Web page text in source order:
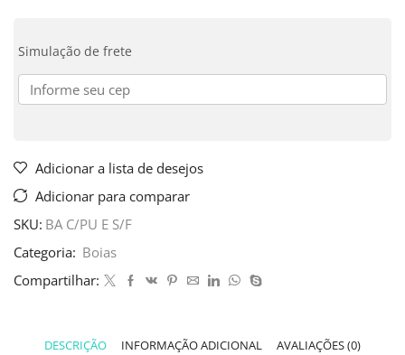
Simulação de frete
Adicionar a lista de desejos
Adicionar para comparar
SKU: BA C/PU E S/F
Categoria: Boias
Compartilhar:
DESCRIÇÃO INFORMAÇÃO ADICIONAL AVALIAÇÕES (0)